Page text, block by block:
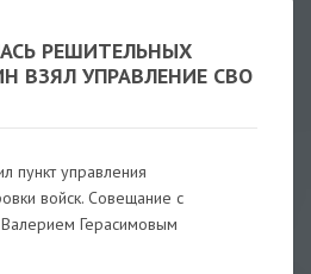
РЕШИТЕЛЬНЫХ
ВЗЯЛ УПРАВЛЕНИЕ СВО
пункт управления
войск. Совещание с
Герасимовым